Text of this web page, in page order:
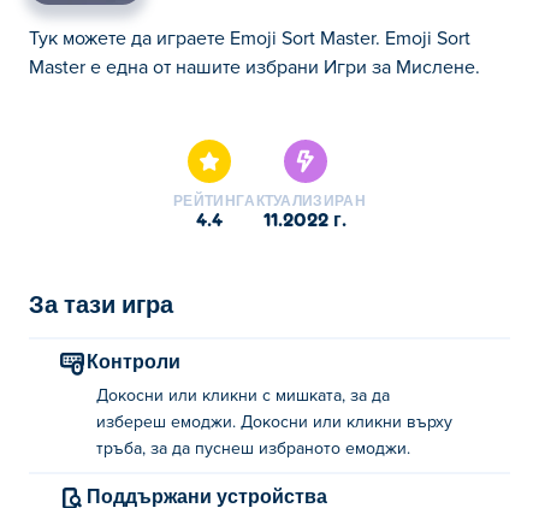
Тук можете да играете Emoji Sort Master. Emoji Sort
Master е една от нашите избрани Игри за Мислене.
РЕЙТИНГ
4.4
АКТУАЛИЗИРАН
11.2022 г.
За тази игра
Контроли
Докосни или кликни с мишката, за да
избереш емоджи. Докосни или кликни върху
тръба, за да пуснеш избраното емоджи.
Поддържани устройства